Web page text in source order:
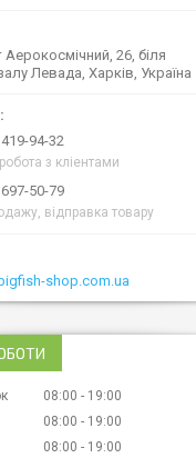
26, біля
Левада, Харків, Україна
94-32
з кліентами
50-79
відправка товару
shop.com.ua
08:00
19:00
08:00
19:00
08:00
19:00